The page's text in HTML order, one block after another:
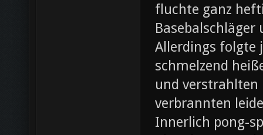
fluchte ganz
Allerdings folgte
schmelzend
und verstrahlten
verbrannten
Innerlich pong-